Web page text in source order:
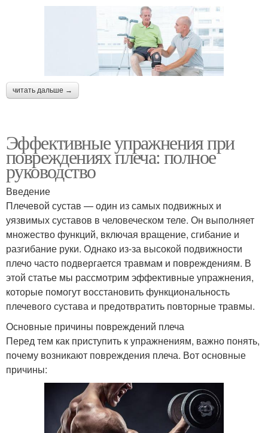
читать дальше →
Эффективные упражнения при
повреждениях плеча: полное
руководство
Введение
Плечевой сустав — один из самых подвижных и
уязвимых суставов в человеческом теле. Он выполняет
множество функций, включая вращение, сгибание и
разгибание руки. Однако из-за высокой подвижности
плечо часто подвергается травмам и повреждениям. В
этой статье мы рассмотрим эффективные упражнения,
которые помогут восстановить функциональность
плечевого сустава и предотвратить повторные травмы.
Основные причины повреждений плеча
Перед тем как приступить к упражнениям, важно понять,
почему возникают повреждения плеча. Вот основные
причины: